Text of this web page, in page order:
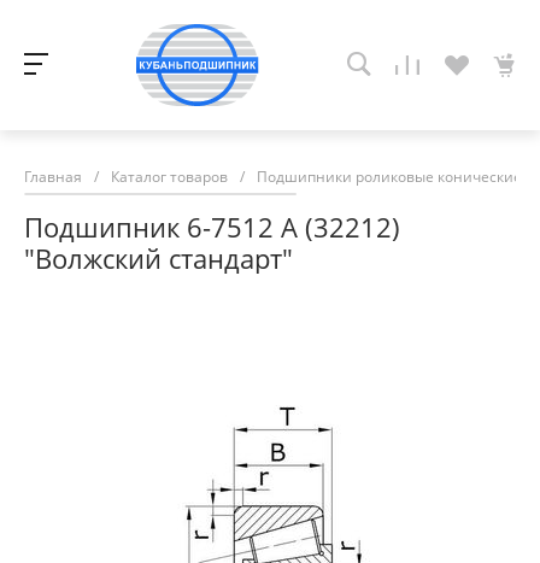
Главная / Каталог товаров / Подшипники роликовые конические
Подшипник 6-7512 А (32212)
"Волжский стандарт"